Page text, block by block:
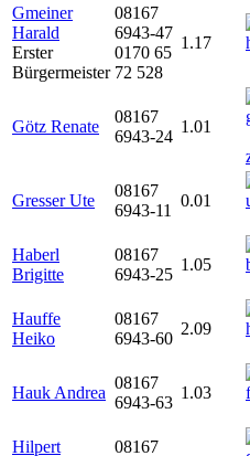
Gmeiner
Harald
Erster
Bürgermeister
08167
6943-47
0170 65
72 528
1.17
Götz Renate
08167
6943-24
1.01
Gresser Ute
08167
6943-11
0.01
Haberl
Brigitte
08167
6943-25
1.05
Hauffe
Heiko
08167
6943-60
2.09
Hauk Andrea
08167
6943-63
1.03
Hilpert
08167